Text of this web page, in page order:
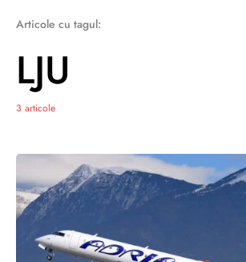
Articole cu tagul:
LJU
3 articole